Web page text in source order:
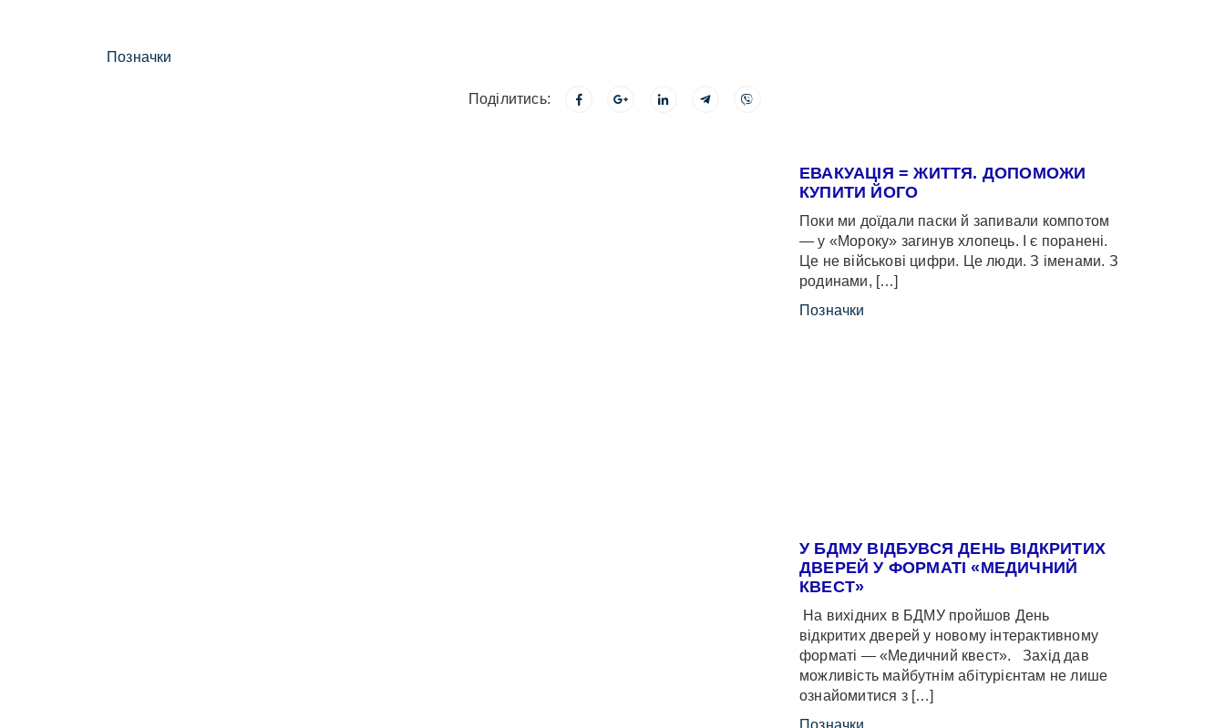
Позначки
Поділитись:
ЕВАКУАЦІЯ = ЖИТТЯ. ДОПОМОЖИ
КУПИТИ ЙОГО
Поки ми доїдали паски й запивали компотом
— у «Мороку» загинув хлопець. І є поранені.
Це не військові цифри. Це люди. З іменами. З
родинами, […]
Позначки
У БДМУ ВІДБУВСЯ ДЕНЬ ВІДКРИТИХ
ДВЕРЕЙ У ФОРМАТІ «МЕДИЧНИЙ
КВЕСТ»
На вихідних в БДМУ пройшов День
відкритих дверей у новому інтерактивному
форматі — «Медичний квест». Захід дав
можливість майбутнім абітурієнтам не лише
ознайомитися з […]
Позначки